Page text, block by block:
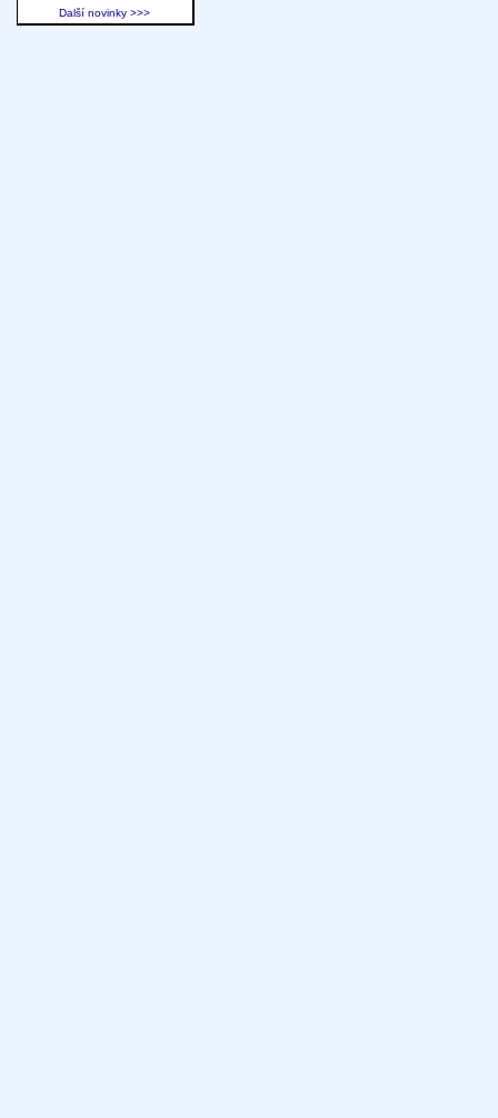
Další novinky >>>